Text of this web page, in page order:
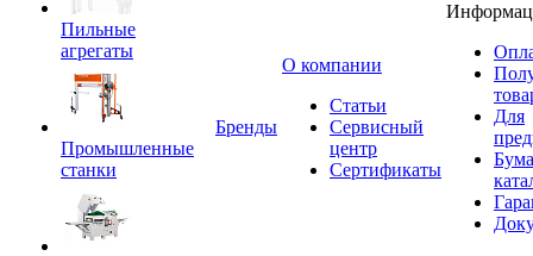
Пильные
агрегаты
Промышленные
станки
Бренды
O компании
Статьи
Сервисный
центр
Сертификаты
Для